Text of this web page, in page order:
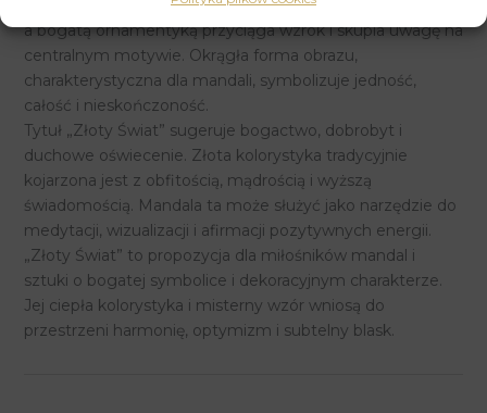
złożoność złotych wzorów. Kontrast między jasnym tłem
a bogatą ornamentyką przyciąga wzrok i skupia uwagę na
centralnym motywie. Okrągła forma obrazu,
charakterystyczna dla mandali, symbolizuje jedność,
całość i nieskończoność.
Tytuł „Złoty Świat” sugeruje bogactwo, dobrobyt i
duchowe oświecenie. Złota kolorystyka tradycyjnie
kojarzona jest z obfitością, mądrością i wyższą
świadomością. Mandala ta może służyć jako narzędzie do
medytacji, wizualizacji i afirmacji pozytywnych energii.
„Złoty Świat” to propozycja dla miłośników mandal i
sztuki o bogatej symbolice i dekoracyjnym charakterze.
Jej ciepła kolorystyka i misterny wzór wniosą do
przestrzeni harmonię, optymizm i subtelny blask.